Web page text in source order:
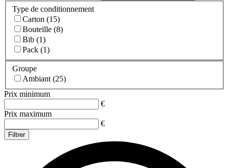
Type de conditionnement
Carton (15)
Bouteille (8)
Bib (1)
Pack (1)
Groupe
Ambiant (25)
Prix minimum
€
Prix maximum
€
Filtrer